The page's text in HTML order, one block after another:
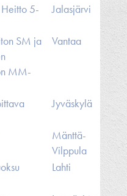
5-
Jalasjärvi
SM ja
MM-
Vantaa
Jyväskylä
Mänttä-
Vilppula
Lahti